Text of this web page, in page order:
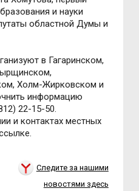
и науки
областной Думы и
в Гагаринском,
Холм-Жирковском и
информацию
22-15-50.
и контактах местных
Следите за нашими
новостями здесь